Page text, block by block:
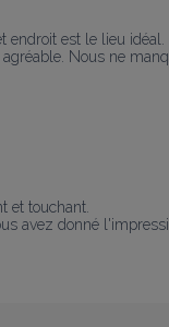
est le lieu
Nous ne
et touchant.
avez donné